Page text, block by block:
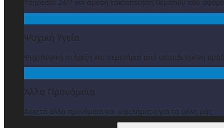
Υπηρεσία 24/7 για άμεση τακτοποίηση θεμάτων που
Ψυχική Υγεία
Ψυχολογική στήριξη και σεμινάρια από εκπαιδευμένη
Άλλα Προνόμοια
Αρκετά άλλα προνόμοια και ωφελήματα για τα μέλη μας